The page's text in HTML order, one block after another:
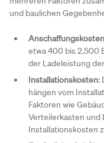
und baulichen
etwa 400 bis 2.500
der Ladeleistung
Installationskosten:
hängen vom
Faktoren wie
Verteilerkasten und
Installationskosten